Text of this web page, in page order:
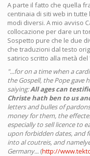
A parte il fatto che quella
centinaia di siti web in
modi diversi. A mio avviso
collocazione per dare un
Sospetto pure che le due
che traduzioni dal testo
satirico scritto alla metà del
"...for on a time when a
the Gospell, the Pope gave
saiying:All ages can
Christe hath ben to us
letters and bulles of
money for them, the
especially to sell licence to
upon forbidden dates, and
into al coutreis, and
Germany... (http://